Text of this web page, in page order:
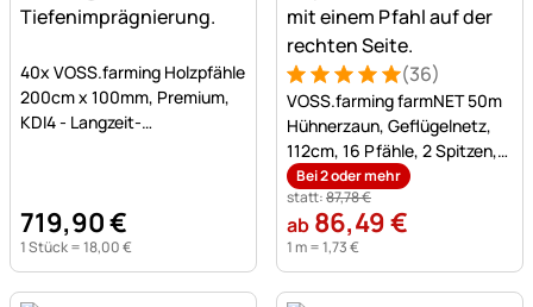
Noch keine Bewertungen abgegeben
40x VOSS.farming Holzpfähle
200cm x 100mm, Premium,
KDI4 - Langzeit-
719,90€
1 Stück =18,00€
Bewertung: 5 von 5 (36
36 Bewertungen
(36)
VOSS.farming farmNET 50m
Hühnerzaun, Geflügelnetz,
112cm, 16 Pfähle, 2 Spitzen,
grün, ohne Strom
Bei 2 oder mehr
statt:87,78€
ab 86,49€
1 m =1,73€